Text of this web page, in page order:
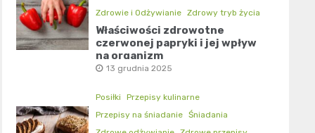
Zdrowie i Odżywianie Zdrowy tryb życia
Właściwości zdrowotne
czerwonej papryki i jej wpływ
na organizm
13 grudnia 2025
Posiłki
Przepisy kulinarne
Przepisy na śniadanie Śniadania